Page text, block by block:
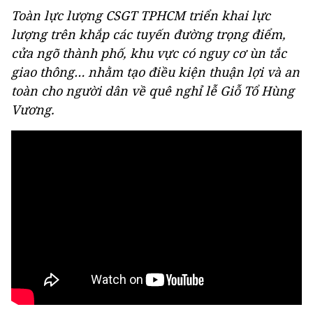
Toàn lực lượng CSGT TPHCM triển khai lực
lượng trên khắp các tuyến đường trọng điểm,
cửa ngõ thành phố, khu vực có nguy cơ ùn tắc
giao thông… nhằm tạo điều kiện thuận lợi và an
toàn cho người dân về quê nghỉ lễ Giỗ Tổ Hùng
Vương.